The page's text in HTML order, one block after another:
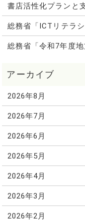
書店活性化プランと
総務省「ICTリテラ
総務省「令和7年度
2026年8月
2026年7月
2026年6月
2026年5月
2026年4月
2026年3月
2026年2月